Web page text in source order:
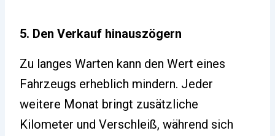
5. Den Verkauf hinauszögern
Zu langes Warten kann den Wert eines
Fahrzeugs erheblich mindern. Jeder
weitere Monat bringt zusätzliche
Kilometer und Verschleiß, während sich